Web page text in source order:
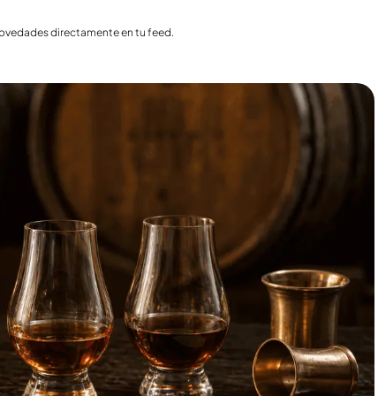
América y el Caribe
Jamaica
Guyana
Barbados
directamente en tu feed.